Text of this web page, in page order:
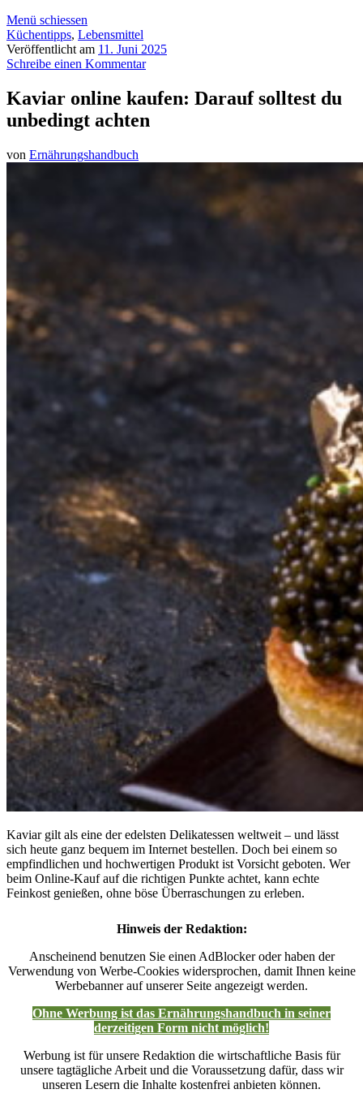
Menü schiessen
Küchentipps, Lebensmittel
Veröffentlicht am 11. Juni 2025
Schreibe einen Kommentar
Kaviar online kaufen: Darauf solltest du
unbedingt achten
von Ernährungshandbuch
Kaviar gilt als eine der edelsten Delikatessen weltweit – und lässt
sich heute ganz bequem im Internet bestellen. Doch bei einem so
empfindlichen und hochwertigen Produkt ist Vorsicht geboten. Wer
beim Online-Kauf auf die richtigen Punkte achtet, kann echte
Feinkost genießen, ohne böse Überraschungen zu erleben.
Hinweis der Redaktion:
Anscheinend benutzen Sie einen AdBlocker oder haben der
Verwendung von Werbe-Cookies widersprochen, damit Ihnen keine
Werbebanner auf unserer Seite angezeigt werden.
Ohne Werbung ist das Ernährungshandbuch in seiner
derzeitigen Form nicht möglich!
Werbung ist für unsere Redaktion die wirtschaftliche Basis für
unsere tagtägliche Arbeit und die Voraussetzung dafür, dass wir
unseren Lesern die Inhalte kostenfrei anbieten können.